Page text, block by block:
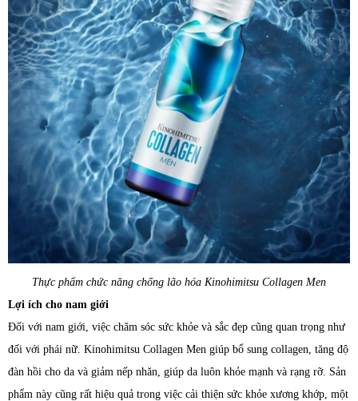
Thực phẩm chức năng chống lão hóa Kinohimitsu Collagen Men
Lợi ích cho nam giới
Đối với nam giới, việc chăm sóc sức khỏe và sắc đẹp cũng quan trọng như
đối với phái nữ. Kinohimitsu Collagen Men giúp bổ sung collagen, tăng độ
đàn hồi cho da và giảm nếp nhăn, giúp da luôn khỏe mạnh và rạng rỡ. Sản
phẩm này cũng rất hiệu quả trong việc cải thiện sức khỏe xương khớp, một